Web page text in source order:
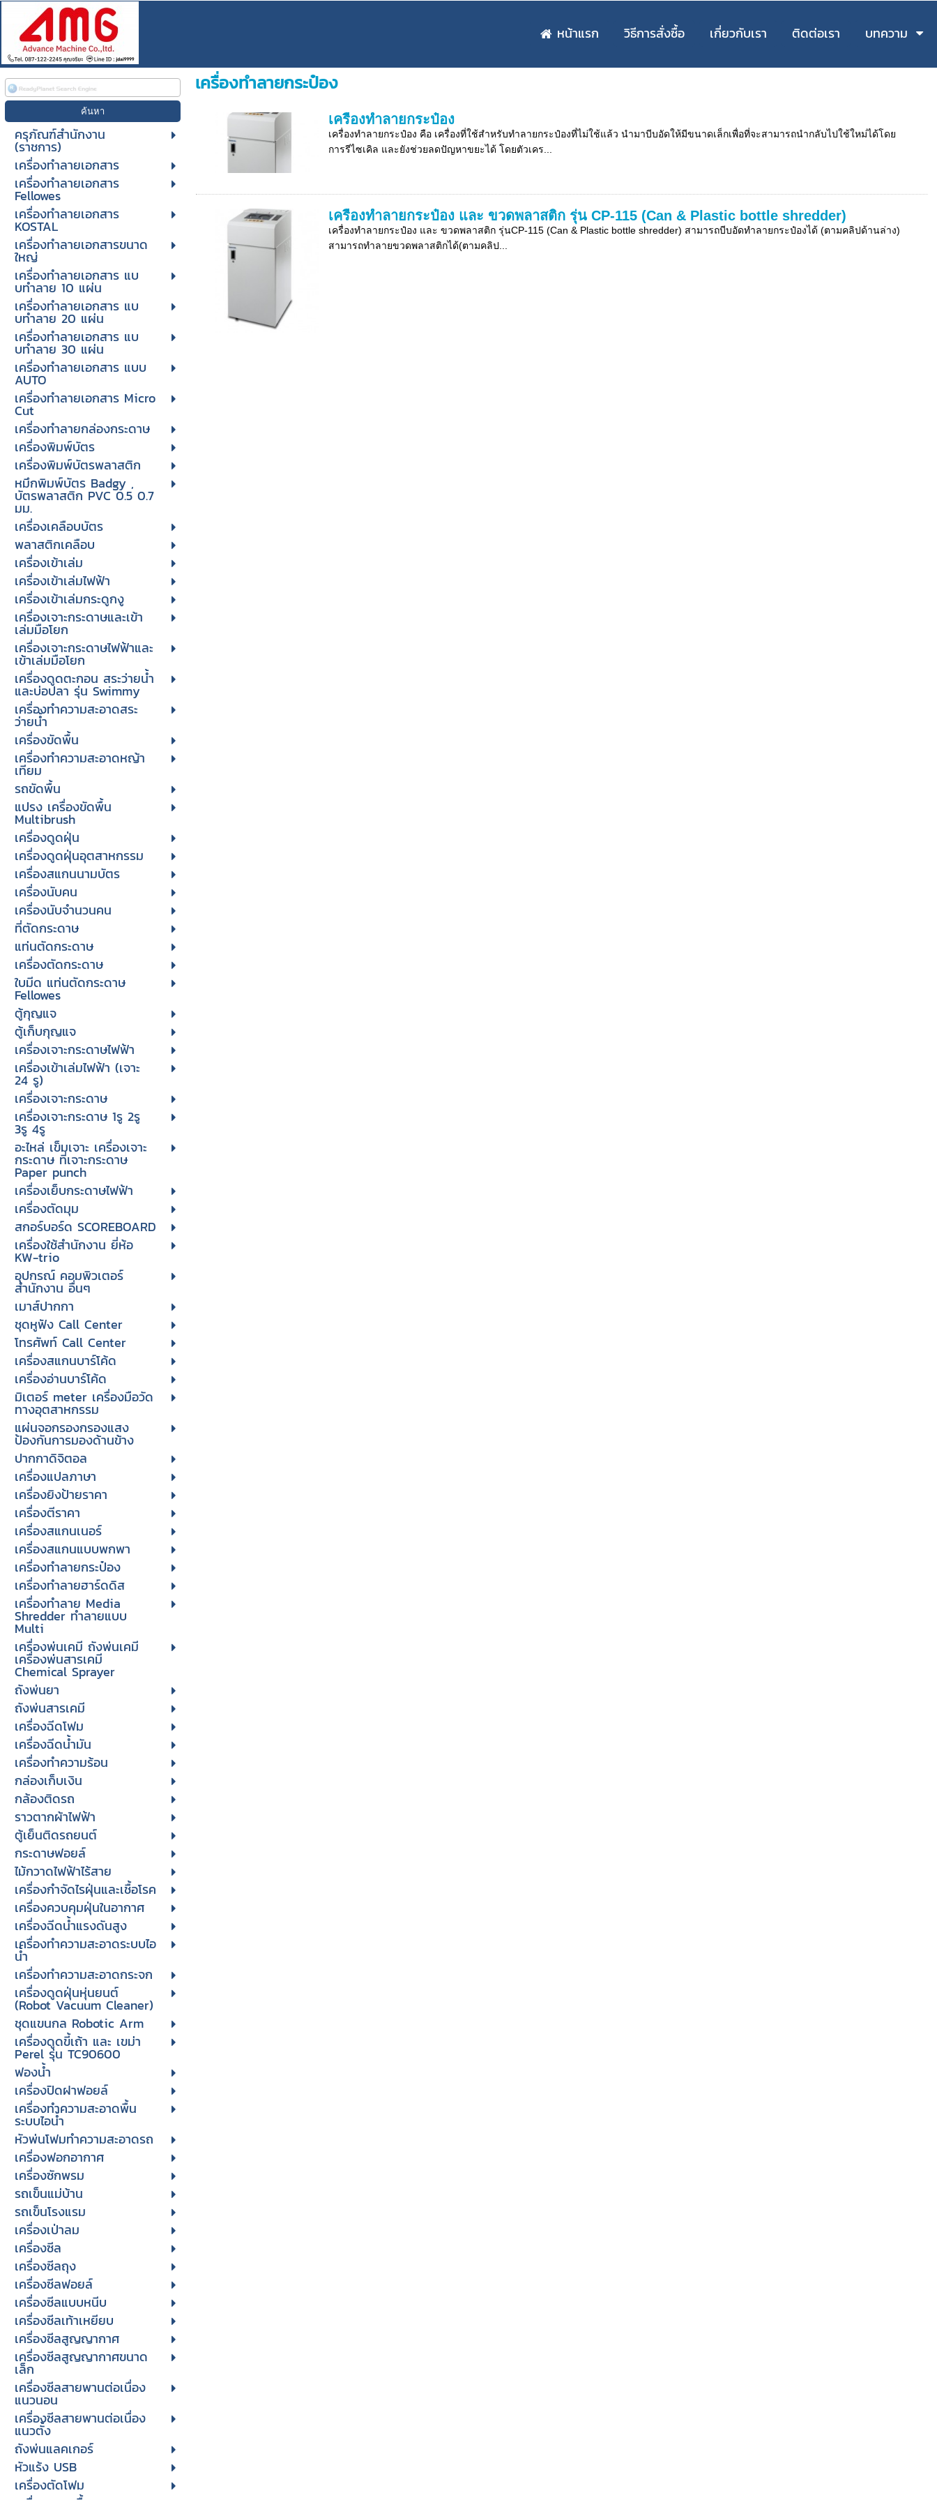
หน้าแรก วิธีการสั่งซื้อ เกี่ยวกับเรา ติดต่อเรา บทความ
ครุภัณฑ์สำนักงาน
(ราชการ)
เครื่องทำลายเอกสาร
เครื่องทำลายเอกสาร
Fellowes
เครื่องทำลายเอกสาร
KOSTAL
เครื่องทำลายเอกสารขนาด
ใหญ่
เครื่องทําลายเอกสาร แบ
บทําลาย 10 แผ่น
เครื่องทําลายเอกสาร แบ
บทําลาย 20 แผ่น
เครื่องทําลายเอกสาร แบ
บทําลาย 30 แผ่น
เครื่องทำลายเอกสาร แบบ
AUTO
เครื่องทำลายเอกสาร Micro
Cut
เครื่องทำลายกล่องกระดาษ
เครื่องพิมพ์บัตร
เครื่องพิมพ์บัตรพลาสติก
หมึกพิมพ์บัตร Badgy ,
บัตรพลาสติก PVC 0.5 0.7
มม.
เครื่องเคลือบบัตร
พลาสติกเคลือบ
เครื่องเข้าเล่ม
เครื่องเข้าเล่มไฟฟ้า
เครื่องเข้าเล่มกระดูกงู
เครื่องเจาะกระดาษและเข้า
เล่มมือโยก
เครื่องเจาะกระดาษไฟฟ้าและ
เข้าเล่มมือโยก
เครื่องดูดตะกอน สระว่ายน้ำ
และบ่อปลา รุ่น Swimmy
เครื่องทำความสะอาดสระ
ว่ายน้ำ
เครื่องขัดพื้น
เครื่องทำความสะอาดหญ้า
เทียม
รถขัดพื้น
แปรง เครื่องขัดพื้น
Multibrush
เครื่องดูดฝุ่น
เครื่องดูดฝุ่นอุตสาหกรรม
เครื่องสแกนนามบัตร
เครื่องนับคน
เครื่องนับจํานวนคน
ที่ตัดกระดาษ
แท่นตัดกระดาษ
เครื่องตัดกระดาษ
ใบมีด แท่นตัดกระดาษ
Fellowes
ตู้กุญแจ
ตู้เก็บกุญแจ
เครื่องเจาะกระดาษไฟฟ้า
เครื่องเข้าเล่มไฟฟ้า (เจาะ
24 รู)
เครื่องเจาะกระดาษ
เครื่องเจาะกระดาษ 1รู 2รู
3รู 4รู
อะไหล่ เข็มเจาะ เครื่องเจาะ
กระดาษ ที่เจาะกระดาษ
Paper punch
เครื่องเย็บกระดาษไฟฟ้า
เครื่องตัดมุม
สกอร์บอร์ด SCOREBOARD
เครื่องใช้สำนักงาน ยี่ห้อ
KW-trio
อุปกรณ์ คอมพิวเตอร์
สำนักงาน อื่นๆ
เมาส์ปากกา
ชุดหูฟัง Call Center
โทรศัพท์ Call Center
เครื่องสแกนบาร์โค้ด
เครื่องอ่านบาร์โค้ด
มิเตอร์ meter เครื่องมือวัด
ทางอุตสาหกรรม
แผ่นจอกรองกรองแสง
ป้องกันการมองด้านข้าง
ปากกาดิจิตอล
เครื่องแปลภาษา
เครื่องยิงป้ายราคา
เครื่องตีราคา
เครื่องสแกนเนอร์
เครื่องสแกนแบบพกพา
เครื่องทำลายกระป๋อง
เครื่องทำลายฮาร์ดดิส
เครื่องทำลาย Media
Shredder ทำลายแบบ
Multi
เครื่องพ่นเคมี ถังพ่นเคมี
เครื่องพ่นสารเคมี
Chemical Sprayer
ถังพ่นยา
ถังพ่นสารเคมี
เครื่องฉีดโฟม
เครื่องฉีดน้ำมัน
เครื่องทำความร้อน
กล่องเก็บเงิน
กล้องติดรถ
ราวตากผ้าไฟฟ้า
ตู้เย็นติดรถยนต์
กระดาษฟอยล์
ไม้กวาดไฟฟ้าไร้สาย
เครื่องกำจัดไรฝุ่นและเชื้อโรค
เครื่องควบคุมฝุ่นในอากาศ
เครื่องฉีดน้ำแรงดันสูง
เครื่องทำความสะอาดระบบไอ
น้ำ
เครื่องทำความสะอาดกระจก
เครื่องดูดฝุ่นหุ่นยนต์
(Robot Vacuum Cleaner)
ชุดแขนกล Robotic Arm
เครื่องดูดขี้เถ้า และ เขม่า
Perel รุ่น TC90600
ฟองน้ำ
เครื่องปิดฝาฟอยล์
เครื่องทำความสะอาดพื้น
ระบบไอน้ำ
หัวพ่นโฟมทำความสะอาดรถ
เครื่องฟอกอากาศ
เครื่องซักพรม
รถเข็นแม่บ้าน
รถเข็นโรงแรม
เครื่องเป่าลม
เครื่องซีล
เครื่องซีลถุง
เครื่องซีลฟอยล์
เครื่องซีลแบบหนีบ
เครื่องซีลเท้าเหยียบ
เครื่องซีลสูญญากาศ
เครื่องซีลสูญญากาศขนาด
เล็ก
เครื่องซีลสายพานต่อเนื่อง
แนวนอน
เครื่องซีลสายพานต่อเนื่อง
แนวตั้ง
ถังพ่นแลคเกอร์
หัวแร้ง USB
เครื่องตัดโฟม
เครื่องทำลายกระป๋อง
เครื่องทำลายกระป๋อง
เครื่องทำลายกระป๋อง คือ เครื่องที่ใช้สำหรับทำลายกระป๋องที่ไม่ใช้แล้ว นำมาบีบอัดให้มีขนาดเล็กเพื่อที่จะสามารถนำกลับไปใช้ใหม่ได้โดย
การรีไซเคิล และยังช่วยลดปัญหาขยะได้ โดยตัวเคร...
เครื่องทำลายกระป๋อง และ ขวดพลาสติก รุ่น CP-115 (Can & Plastic bottle shredder)
เครื่องทำลายกระป๋อง และ ขวดพลาสติก รุ่นCP-115 (Can & Plastic bottle shredder) สามารถบีบอัดทำลายกระป๋องได้ (ตามคลิปด้านล่าง)
สามารถทำลายขวดพลาสติกได้(ตามคลิป...